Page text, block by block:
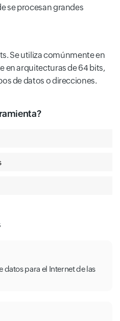
se procesan grandes
Se utiliza comúnmente en
en arquitecturas de 64 bits,
de datos o direcciones.
datos para el Internet de las